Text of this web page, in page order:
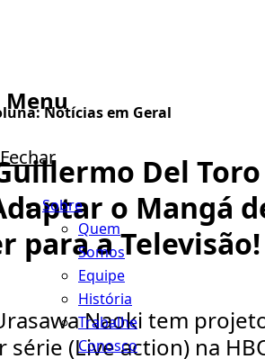
Menu
Fechar
Sobre
Quem
Somos
Equipe
História
Trabalhe
Conosco
Notícias em Geral
Del Toro
o Mangá
para a Televisão!
Naoki tem
série (Live action) na